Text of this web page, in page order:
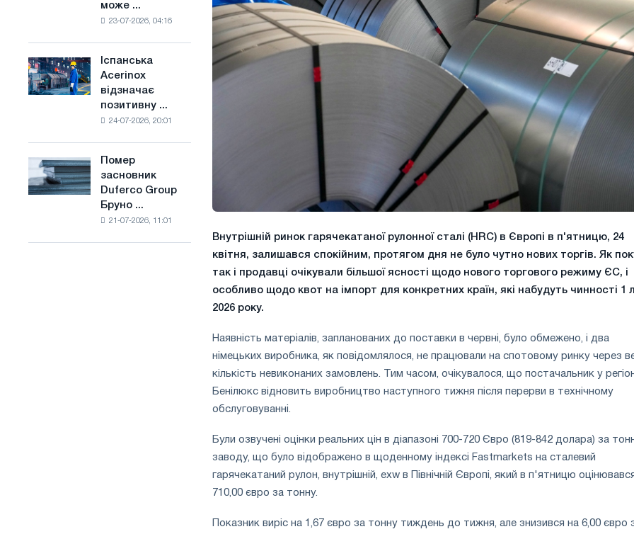
судноплавство
Саудівської
сталі
може ...
23-07-2026, 04:16
Іспанська
Acerinox
відзначає
півріччі
по
підтримці
Іспанська
Acerinox
відзначає
позитивну ...
24-07-2026, 20:01
Помер
засновник
Duferco
Помер
засновник
Duferco Group
Бруно ...
21-07-2026, 11:01
Внутрішній ринок гарячекатаної рулонної сталі (HRC) в Європі в п'ятницю, 24
квітня, залишався спокійним, протягом дня не було чутно нових торгів. Як
так і продавці очікували більшої ясності щодо нового торгового режиму ЄС, і
особливо щодо квот на імпорт для конкретних країн, які набудуть чинності 1
2026 року.
Наявність матеріалів, запланованих до поставки в червні, було обмежено, і два
німецьких виробника, як повідомлялося, не працювали на спотовому ринку через
кількість невиконаних замовлень. Тим часом, очікувалося, що постачальник у
Бенілюкс відновить виробництво наступного тижня після перерви в технічному
обслуговуванні.
Були озвучені оцінки реальних цін в діапазоні 700-720 Євро (819-842 долара) за
заводу, що було відображено в щоденному індексі Fastmarkets на сталевий
гарячекатаний рулон, внутрішній, exw в Північній Європі, який в п'ятницю
710,00 євро за тонну.
Показник виріс на 1,67 євро за тонну тиждень до тижня, але знизився на 6,00 євро